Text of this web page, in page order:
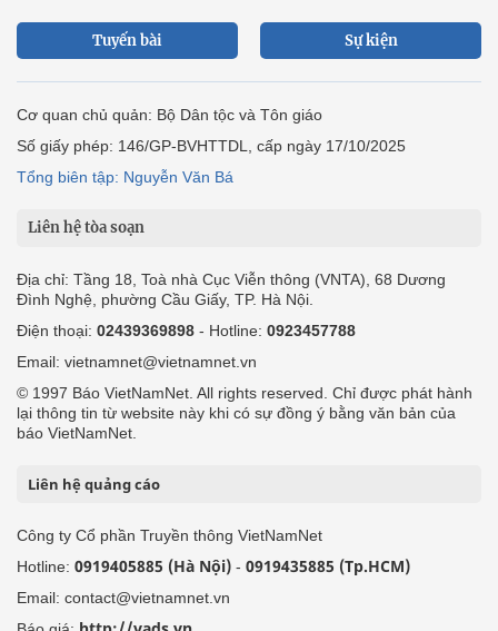
Tuyến bài Sự kiện
Cơ quan chủ quản: Bộ Dân tộc và Tôn giáo
Số giấy phép: 146/GP-BVHTTDL, cấp ngày 17/10/2025
Tổng biên tập: Nguyễn Văn Bá
Liên hệ tòa soạn
Địa chỉ: Tầng 18, Toà nhà Cục Viễn thông (VNTA), 68 Dương
Đình Nghệ, phường Cầu Giấy, TP. Hà Nội.
Điện thoại: 02439369898 - Hotline: 0923457788
Email: vietnamnet@vietnamnet.vn
© 1997 Báo VietNamNet. All rights reserved. Chỉ được phát hành
lại thông tin từ website này khi có sự đồng ý bằng văn bản của
báo VietNamNet.
Liên hệ quảng cáo
Công ty Cổ phần Truyền thông VietNamNet
Hotline: 0919405885 (Hà Nội) - 0919435885 (Tp.HCM)
Email: contact@vietnamnet.vn